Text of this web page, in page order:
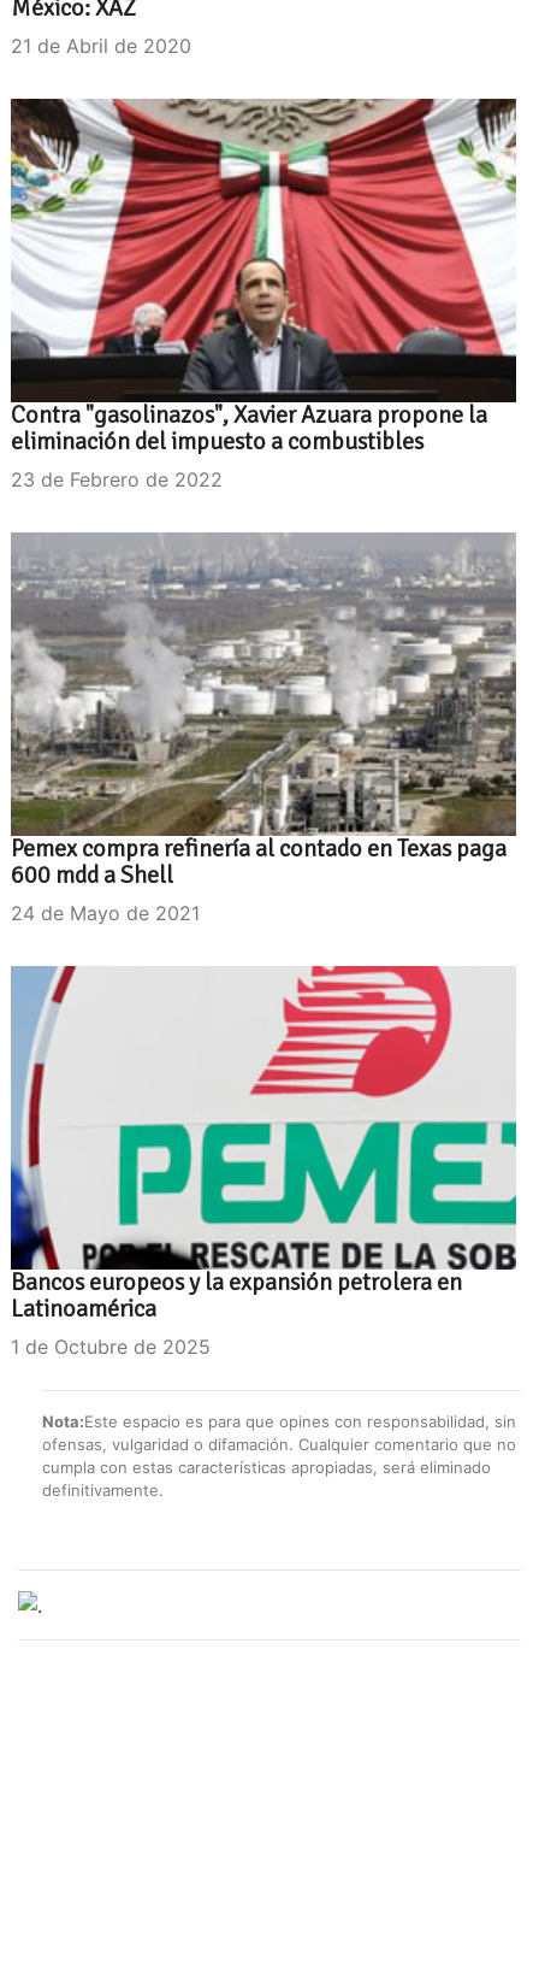
México: XAZ
21 de Abril de 2020
Contra "gasolinazos", Xavier Azuara propone la
eliminación del impuesto a combustibles
23 de Febrero de 2022
Pemex compra refinería al contado en Texas paga
600 mdd a Shell
24 de Mayo de 2021
Bancos europeos y la expansión petrolera en
Latinoamérica
1 de Octubre de 2025
Nota:Este espacio es para que opines con responsabilidad, sin
ofensas, vulgaridad o difamación. Cualquier comentario que no
cumpla con estas características apropiadas, será eliminado
definitivamente.